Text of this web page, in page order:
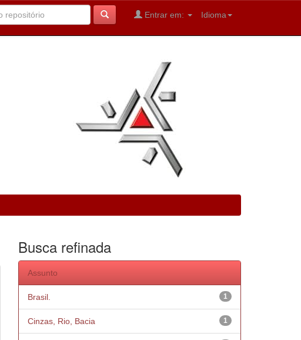
Idioma
Entrar em:
Busca refinada
Assunto
1
Brasil.
1
Cinzas, Rio, Bacia